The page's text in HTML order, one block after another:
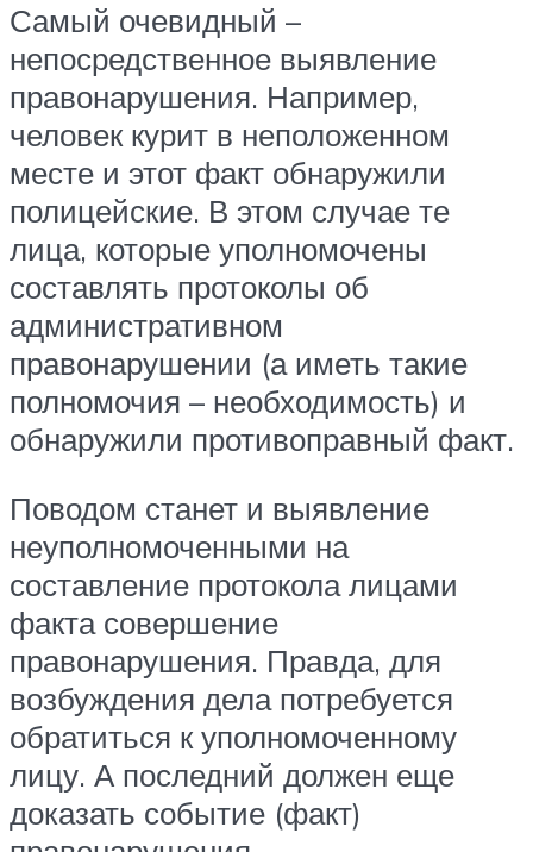
Самый очевидный –
непосредственное выявление
правонарушения. Например,
человек курит в неположенном
месте и этот факт обнаружили
полицейские. В этом случае те
лица, которые уполномочены
составлять протоколы об
административном
правонарушении (а иметь такие
полномочия – необходимость) и
обнаружили противоправный факт.
Поводом станет и выявление
неуполномоченными на
составление протокола лицами
факта совершение
правонарушения. Правда, для
возбуждения дела потребуется
обратиться к уполномоченному
лицу. А последний должен еще
доказать событие (факт)